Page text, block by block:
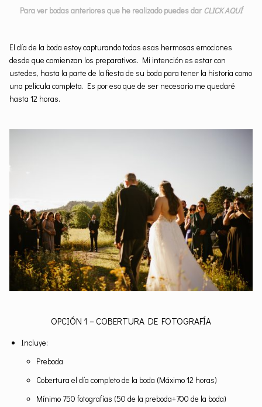
Para ver bodas anteriores que he realizado puedes darCLICK AQUÍ
El día de la boda estoy capturando todas esas hermosas emociones
desde que comienzan los preparativos. Mi intención es estar con
ustedes, hasta la parte de la fiesta de su boda para tener la historia como
una película completa. Es por eso que de ser necesario me quedaré
hasta 12 horas.
OPCIÓN 1 – COBERTURA DE FOTOGRAFÍA
Incluye:
Preboda
Cobertura el día completo de la boda (Máximo 12 horas)
Mínimo 750 fotografías (50 de la preboda+700 de la boda)